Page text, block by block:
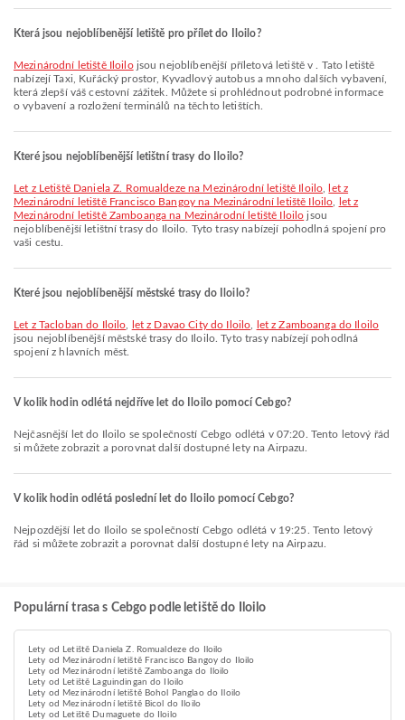
Která jsou nejoblíbenější letiště pro přílet do Iloilo?
Mezinárodní letiště Iloilojsou nejoblíbenější příletová letiště v . Tato letiště
nabízejí Taxi, Kuřácký prostor, Kyvadlový autobus a mnoho dalších vybavení,
která zlepší váš cestovní zážitek. Můžete si prohlédnout podrobné informace
o vybavení a rozložení terminálů na těchto letištích.
Které jsou nejoblíbenější letištní trasy do Iloilo?
let z Letiště Daniela Z. Romualdeze na Mezinárodní letiště Iloilo
let z
Mezinárodní letiště Francisco Bangoy na Mezinárodní letiště Iloilo
let z
Mezinárodní letiště Zamboanga na Mezinárodní letiště Iloilo jsou
nejoblíbenější letištní trasy do Iloilo. Tyto trasy nabízejí pohodlná spojení pro
vaši cestu.
Které jsou nejoblíbenější městské trasy do Iloilo?
let z Tacloban do Iloilo let z Davao City do Iloilo
let z Zamboanga do Iloilo
jsou nejoblíbenější městské trasy do Iloilo. Tyto trasy nabízejí pohodlná
spojení z hlavních měst.
V kolik hodin odlétá nejdříve let do Iloilo pomocí Cebgo?
Nejčasnější let do Iloilo se společností Cebgo odlétá v 07:20. Tento letový řád
si můžete zobrazit a porovnat další dostupné lety na Airpazu.
V kolik hodin odlétá poslední let do Iloilo pomocí Cebgo?
Nejpozdější let do Iloilo se společností Cebgo odlétá v 19:25. Tento letový
řád si můžete zobrazit a porovnat další dostupné lety na Airpazu.
Populární trasa s Cebgo podle letiště do Iloilo
Lety od Letiště Daniela Z. Romualdeze do Iloilo
Lety od Mezinárodní letiště Francisco Bangoy do Iloilo
Lety od Mezinárodní letiště Zamboanga do Iloilo
Lety od Letiště Laguindingan do Iloilo
Lety od Mezinárodní letiště Bohol Panglao do Iloilo
Lety od Mezinárodní letiště Bicol do Iloilo
Lety od Letiště Dumaguete do Iloilo